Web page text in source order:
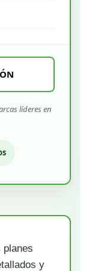
líderes en
planes
y